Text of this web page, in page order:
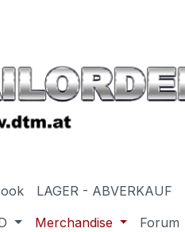
LAGER - ABVERKAUF
Merchandise Forum